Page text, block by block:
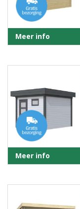
Meer info
Meer info